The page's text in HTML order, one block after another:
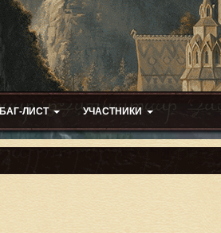
БАГ-ЛИСТ УЧАСТНИКИ